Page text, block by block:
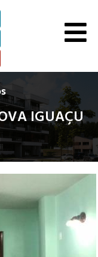
IGUAÇU